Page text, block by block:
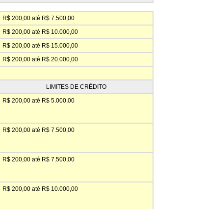
R$ 200,00 até R$ 7.500,00
R$ 200,00 até R$ 10.000,00
R$ 200,00 até R$ 15.000,00
R$ 200,00 até R$ 20.000,00
LIMITES DE CRÉDITO
R$ 200,00 até R$ 5.000,00
R$ 200,00 até R$ 7.500,00
R$ 200,00 até R$ 7.500,00
R$ 200,00 até R$ 10.000,00